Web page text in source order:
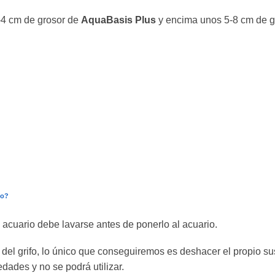
cm de grosor de AquaBasis Plus y encima unos 5-8 cm de
debe lavarse antes de ponerlo al acuario.
grifo, lo único que conseguiremos es deshacer el propio
y no se podrá utilizar.